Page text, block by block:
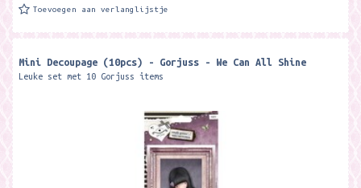
Toevoegen aan verlanglijstje
Mini Decoupage (10pcs) - Gorjuss - We Can All Shine
Leuke set met 10 Gorjuss items